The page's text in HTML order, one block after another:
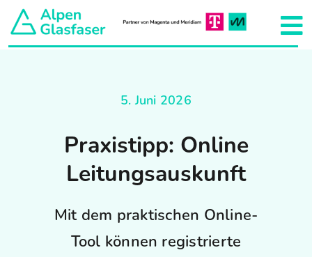
Zum
Inhalt
Hausanschluss
Projekte
5. Juni 2026
Praxistipp: Online
Leitungsauskunft
Mit dem praktischen Online-
Tool können registrierte